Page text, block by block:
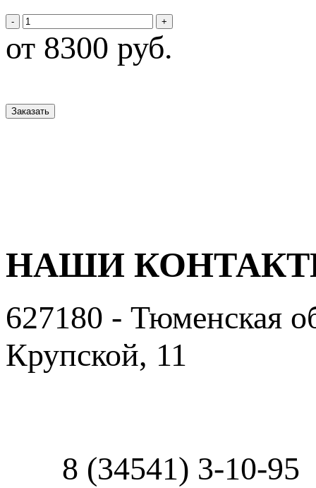
- +
от 8300 руб.
Заказать
НАШИ
627180 - Тюменская
Крупской, 11
8 (34541) 3-10-95